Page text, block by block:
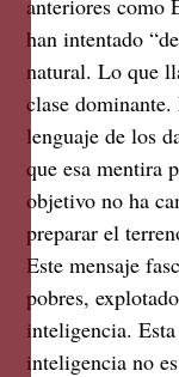
anteriores como
han intentado
natural. Lo que
clase
lenguaje de los
que esa mentira
objetivo no ha
preparar el
Este mensaje
pobres,
inteligencia.
inteligencia no